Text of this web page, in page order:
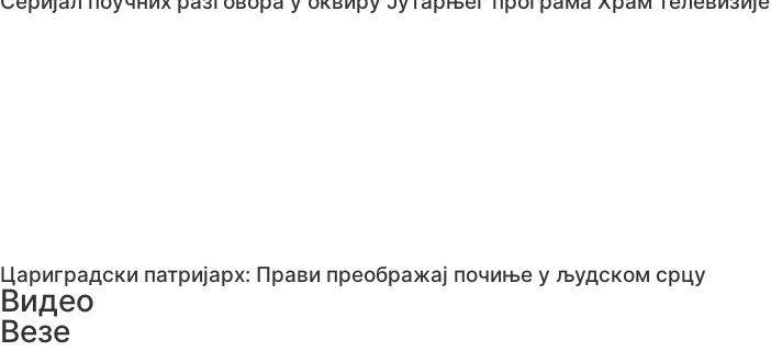
Цариградски патријарх: Прави преображај почиње у људском срцу
Видео
Везе